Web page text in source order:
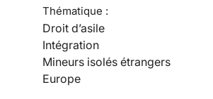
Thématique :
Droit d’asile
Intégration
Mineurs isolés étrangers
Europe